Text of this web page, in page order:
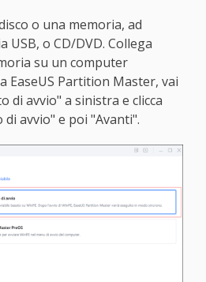
o una memoria, ad
USB, o CD/DVD. Collega
su un computer
EaseUS Partition Master, vai
di avvio" a sinistra e clicca
avvio" e poi "Avanti".